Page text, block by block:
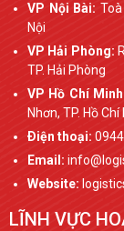
VP Nội Bài:
Nội
VP Hải Phòng:
TP. Hải Phòng
VP Hồ Chí
Nhơn, TP. Hồ Chí
Ðiện thoại:
Email:
Website:
LĨNH VỰC